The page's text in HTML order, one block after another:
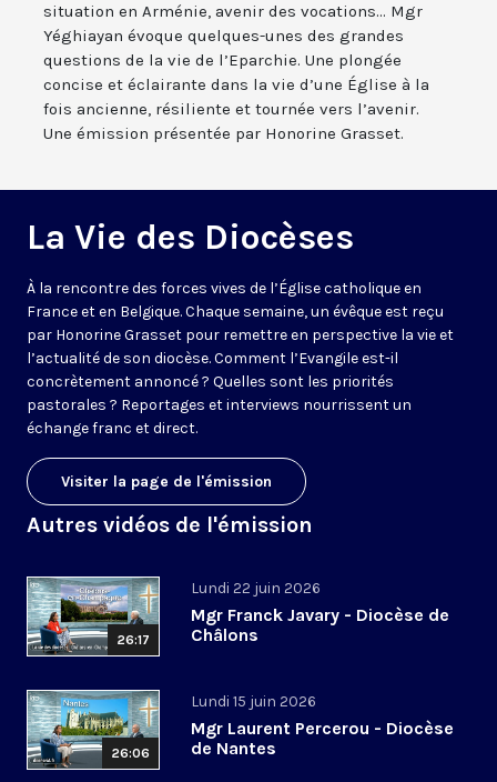
situation en Arménie, avenir des vocations... Mgr
Yéghiayan évoque quelques-unes des grandes
questions de la vie de l’Eparchie. Une plongée
concise et éclairante dans la vie d’une Église à la
fois ancienne, résiliente et tournée vers l’avenir.
Une émission présentée par Honorine Grasset.
La Vie des Diocèses
À la rencontre des forces vives de l’Église catholique en
France et en Belgique. Chaque semaine, un évêque est reçu
par Honorine Grasset pour remettre en perspective la vie et
l’actualité de son diocèse. Comment l’Evangile est-il
concrètement annoncé ? Quelles sont les priorités
pastorales ? Reportages et interviews nourrissent un
échange franc et direct.
Visiter la page de l'émission
Autres vidéos de l'émission
26:17
Lundi 22 juin 2026
Mgr Franck Javary - Diocèse de
Châlons
26:06
Lundi 15 juin 2026
Mgr Laurent Percerou - Diocèse
de Nantes